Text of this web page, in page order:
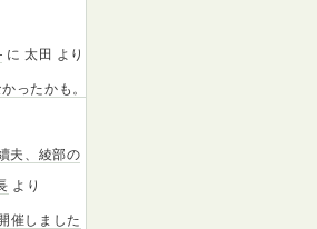
に太田 より
ったかも。
夫、綾部の
より
催しました